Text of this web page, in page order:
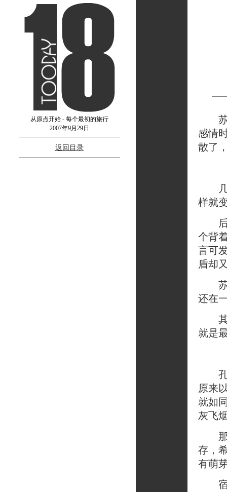
从原点开始 - 每个最初的旅行
2007年9月29日
返回目录
苏
感情
散了
几
样就
后
个背
言可
盾却
苏
还在
其
就是
孔
原来
就如
灰飞
那
存，
有萌
宿